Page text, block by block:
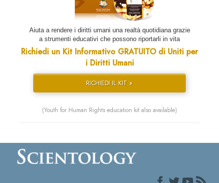
Aiuta a rendere i diritti umani una realtà quotidiana grazie
a strumenti educativi che possono riportarli in vita
Richiedi un Kit Informativo GRATUITO di Uniti per
i Diritti Umani
RICHIEDI IL KIT »
(Youth for Human Rights education kit also available)